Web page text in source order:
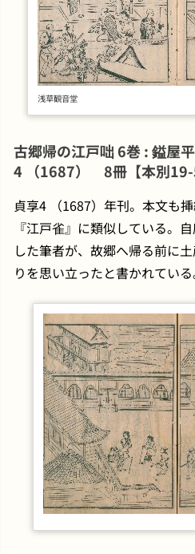
浅草観音堂
古郷帰の江戸咄 6巻 : 鎰屋平石衛門[ほか2名], 貞享
4 （1687） 8冊【本別19-
貞享4 （1687）年刊。本文も
『江戸雀』に類似している。
した筆者が、故郷へ帰る前に
りを思い立ったと書かれている